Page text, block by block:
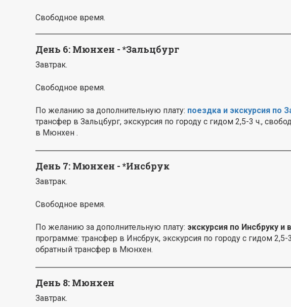
Свободное время.
День 6: Мюнхен - *Зальцбург
Завтрак.
Свободное время.
По желанию за дополнительную плату: поездка и экскурсия по
трансфер в Зальцбург, экскурсия по городу с гидом 2,5-3 ч.,
в Мюнхен .
День 7: Мюнхен - *Инсбрук
Завтрак.
Свободное время.
По желанию за дополнительную плату: экскурсия по Инсбруку и
программе: трансфер в Инсбрук, экскурсия по городу с гидом
обратный трансфер в Мюнхен.
День 8: Мюнхен
Завтрак.